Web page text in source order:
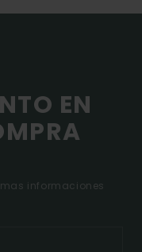
EN
informaciones